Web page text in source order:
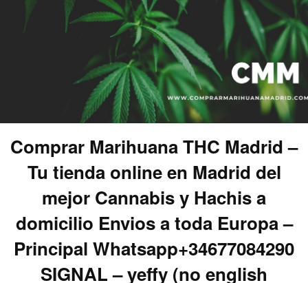
Comprar Marihuana THC Madrid –
Tu tienda online en Madrid del
mejor Cannabis y Hachis a
domicilio Envios a toda Europa –
Principal Whatsapp+34677084290
SIGNAL – yeffy (no english